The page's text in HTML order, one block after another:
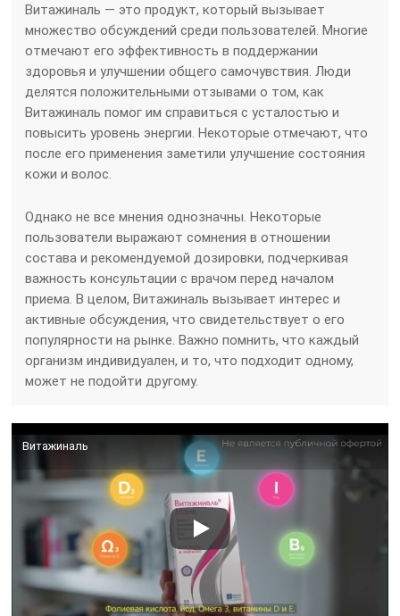
Витажиналь — это продукт, который вызывает
множество обсуждений среди пользователей. Многие
отмечают его эффективность в поддержании
здоровья и улучшении общего самочувствия. Люди
делятся положительными отзывами о том, как
Витажиналь помог им справиться с усталостью и
повысить уровень энергии. Некоторые отмечают, что
после его применения заметили улучшение состояния
кожи и волос.
Однако не все мнения однозначны. Некоторые
пользователи выражают сомнения в отношении
состава и рекомендуемой дозировки, подчеркивая
важность консультации с врачом перед началом
приема. В целом, Витажиналь вызывает интерес и
активные обсуждения, что свидетельствует о его
популярности на рынке. Важно помнить, что каждый
организм индивидуален, и то, что подходит одному,
может не подойти другому.
Витажиналь